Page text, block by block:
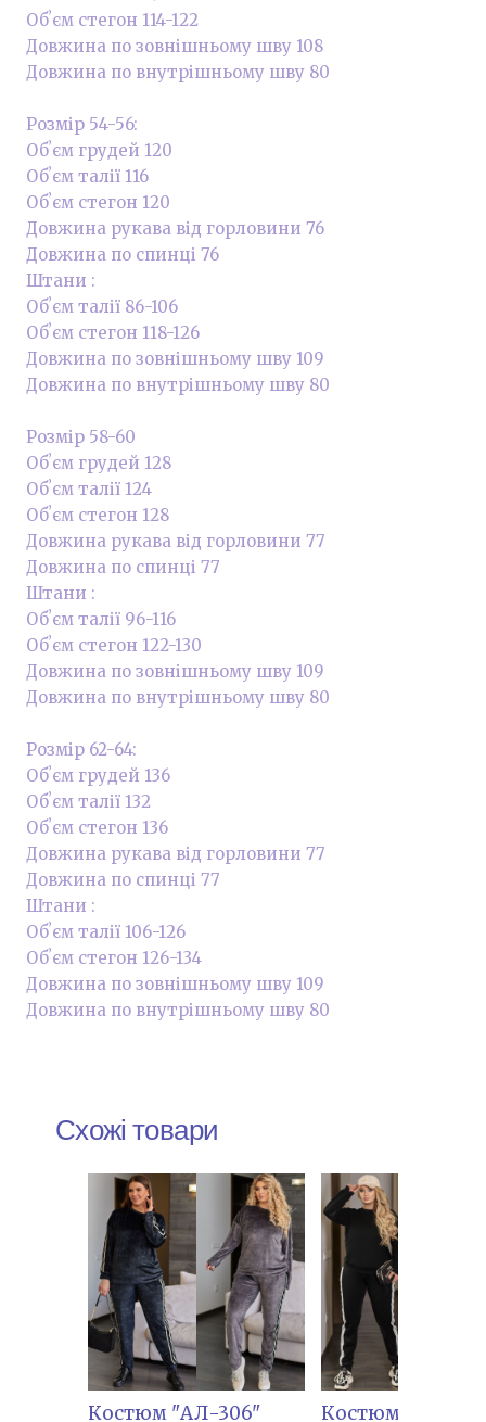
Обʼєм стегон 114-122
Довжина по зовнішньому шву 108
Довжина по внутрішньому шву 80
Розмір 54-56:
Обʼєм грудей 120
Обʼєм талії 116
Обʼєм стегон 120
Довжина рукава від горловини 76
Довжина по спинці 76
Штани :
Обʼєм талії 86-106
Обʼєм стегон 118-126
Довжина по зовнішньому шву 109
Довжина по внутрішньому шву 80
Розмір 58-60
Обʼєм грудей 128
Обʼєм талії 124
Обʼєм стегон 128
Довжина рукава від горловини 77
Довжина по спинці 77
Штани :
Обʼєм талії 96-116
Обʼєм стегон 122-130
Довжина по зовнішньому шву 109
Довжина по внутрішньому шву 80
Розмір 62-64:
Обʼєм грудей 136
Обʼєм талії 132
Обʼєм стегон 136
Довжина рукава від горловини 77
Довжина по спинці 77
Штани :
Обʼєм талії 106-126
Обʼєм стегон 126-134
Довжина по зовнішньому шву 109
Довжина по внутрішньому шву 80
Схожі товари
Костюм "АЛ-306"
Костюм " АЛ-